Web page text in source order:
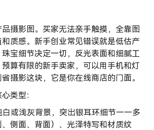
摄影图。买家无法亲手触摸，全靠图
质感。新手创业常见错误就是低估产
宝细节决定一切，反光表面和细腻工
算有限的新手卖家，可以用手机和灯
摄影这块，它是你在线商店的门面。
类型：
白或浅灰背景，突出银耳环细节——多
侧面、背面）、光泽特写和材质纹